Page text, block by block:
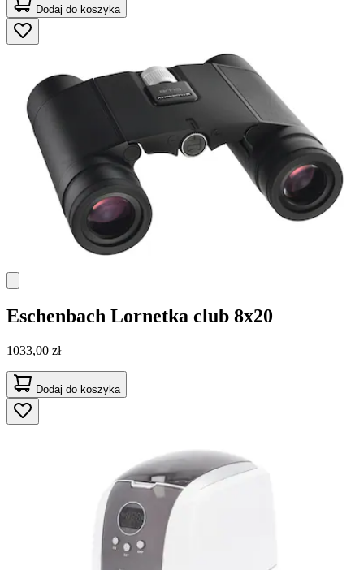
Dodaj do koszyka
Eschenbach Lornetka club 8x20
1033,00 zł
Dodaj do koszyka